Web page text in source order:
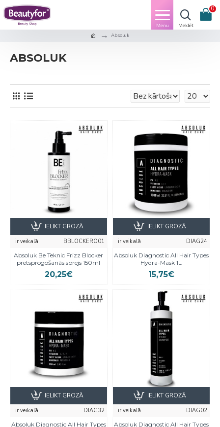
0
Absoluk
ABSOLUK
ir veikalā
BBLOCKERO01
Absoluk Be Teknic Frizz Blocker
pretsprogošanās sprejs 150ml
20,25€
IELIKT GROZĀ
ir veikalā
DIAG24
Absoluk Diagnostic All Hair Types
Hydra-Mask 1L
15,75€
IELIKT GROZĀ
ir veikalā
DIAG32
Absoluk Diagnostic All Hair Types
IELIKT GROZĀ
ir veikalā
DIAG02
Absoluk Diagnostic All Hair Types
IELIKT GROZĀ